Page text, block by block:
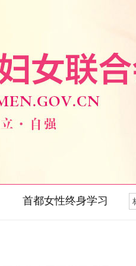
首都女性终身学习